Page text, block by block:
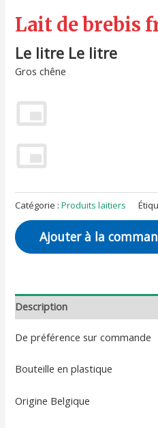
Lait de brebis
Le litre Le litre
Gros chêne
Catégorie :Produits laitiers
Ajouter à la
Description
De préférence sur commande
Bouteille en plastique
Origine Belgique